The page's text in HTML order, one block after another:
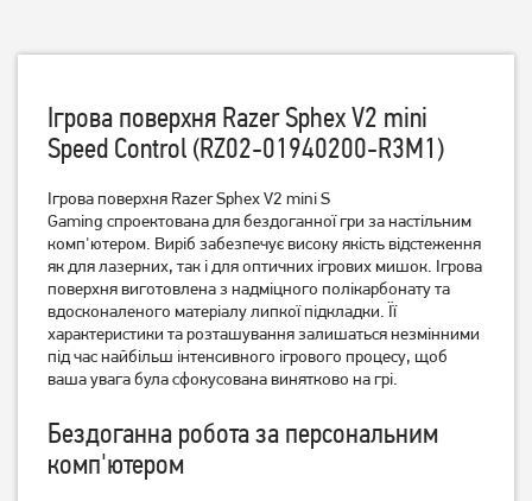
Ігрова поверхня A4Tech X7-
500MP
399грн
Ігрова поверхня Gembird
MP-GAMEPRO-L
259 грн
Ігрова поверхня Razer Sphex V2 mini
Speed Control (RZ02-01940200-R3M1)
Ігрова поверхня Razer Sphex V2 mini S
Gaming спроектована для бездоганної гри за настільним
комп'ютером. Виріб забезпечує високу якість відстеження
як для лазерних, так і для оптичних ігрових мишок. Ігрова
поверхня виготовлена з надміцного полікарбонату та
вдосконаленого матеріалу липкої підкладки. Її
характеристики та розташування залишаться незмінними
під час найбільш інтенсивного ігрового процесу, щоб
ваша увага була сфокусована винятково на грі.
Бездоганна робота за персональним
комп'ютером